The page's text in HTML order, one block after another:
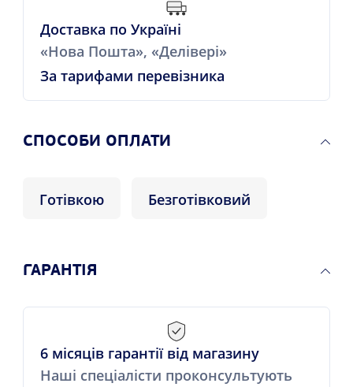
Доставка по Україні
«Нова Пошта», «Делівері»
За тарифами перевізника
СПОСОБИ ОПЛАТИ
Готівкою Безготівковий
ГАРАНТІЯ
6 місяців гарантії від магазину
Наші спеціалісти проконсультують